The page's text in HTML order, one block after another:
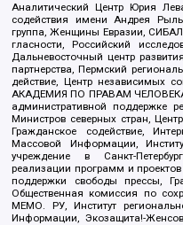
Аналитический Центр Юрия
содействия имени Андрея
группа, Женщины Евразии,
гласности, Российский
Дальневосточный центр
партнерства, Пермский
действие, Центр независимых
АКАДЕМИЯ ПО ПРАВАМ ЧЕЛОВЕКА,
административной поддержке
Министров северных стран,
Гражданское содействие,
Массовой Информации,
учреждение в Санкт-
реализации программ и
поддержки свободы прессы,
Общественная комиссия по
МЕМО. РУ, Институт
Информации, Экозащита!-